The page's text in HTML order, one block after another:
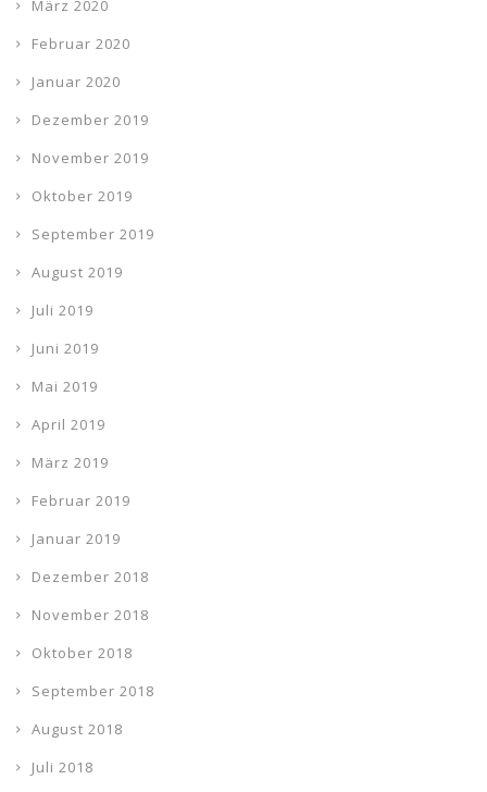
März 2020
Februar 2020
Januar 2020
Dezember 2019
November 2019
Oktober 2019
September 2019
August 2019
Juli 2019
Juni 2019
Mai 2019
April 2019
März 2019
Februar 2019
Januar 2019
Dezember 2018
November 2018
Oktober 2018
September 2018
August 2018
Juli 2018